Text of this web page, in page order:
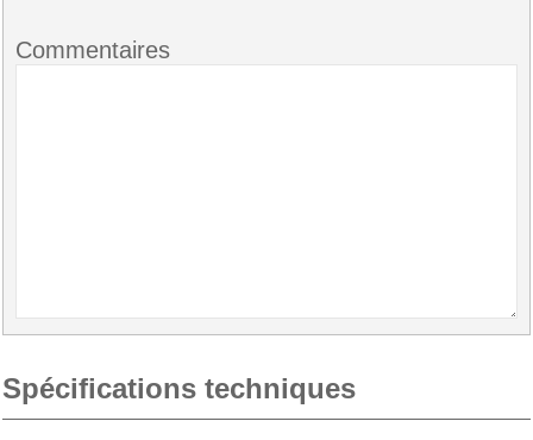
Commentaires
Spécifications techniques